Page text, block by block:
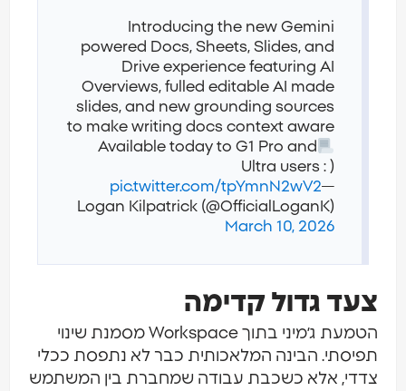
Introducing the new Gemini
powered Docs, Sheets, Slides, and
Drive experience featuring AI
Overviews, fulled editable AI made
slides, and new grounding sources
to make writing docs context aware
Available today to G1 Pro and
Ultra users : )
pic.twitter.com/tpYmnN2wV2
Logan Kilpatrick (@OfficialLoganK)
March 10, 2026
צעד גדול קדימה
הטמעת ג׳מיני בתוך Workspace מסמנת שינוי
תפיסתי. הבינה המלאכותית כבר לא נתפסת ככלי
צדדי, אלא כשכבת עבודה שמחברת בין המשתמש